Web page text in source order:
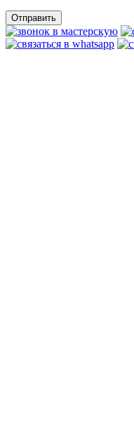
Отправить